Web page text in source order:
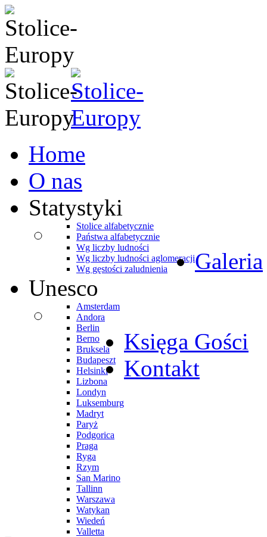
Home
O nas
Statystyki
Stolice alfabetycznie
Państwa alfabetycznie
Wg liczby ludności
Wg liczby ludności aglomeracji
Wg gęstości zaludnienia
Galeria
Unesco
Amsterdam
Andora
Berlin
Berno
Bruksela
Budapeszt
Helsinki
Lizbona
Londyn
Luksemburg
Madryt
Paryż
Podgorica
Praga
Ryga
Rzym
San Marino
Tallinn
Warszawa
Watykan
Wiedeń
Valletta
Księga Gości
Kontakt